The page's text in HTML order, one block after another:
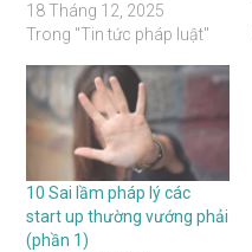
18 Tháng 12, 2025
Trong "Tin tức pháp luật"
10 Sai lầm pháp lý các
start up thường vướng phải
(phần 1)